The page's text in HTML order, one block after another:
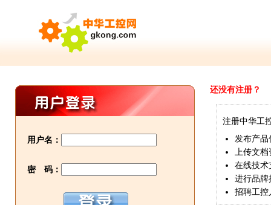
用户名：
密 码：
还没有注册？
注册中华工
发布产品
上传文档
在线技术
进行品牌
招聘工控